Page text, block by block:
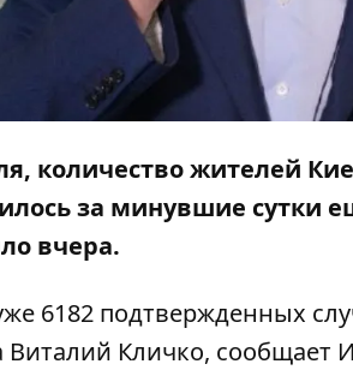
количество жителей
за минувшие сутки
вчера.
6182 подтвержденных
Виталий Кличко, сообщает